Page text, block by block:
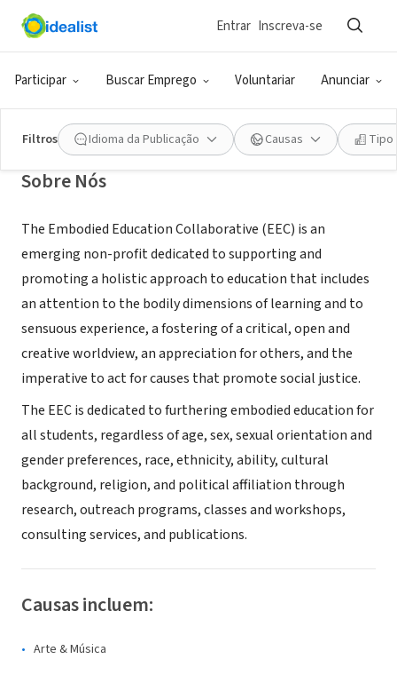
Participar Buscar Emprego Voluntariar Anunciar
Entrar Inscreva-se
Filtros Idioma da Publicação Causas Tipo
ONG (SETOR SOCIAL)
Embodied Education Collaborative
Sobre Nós
The Embodied Education Collaborative (EEC) is an
emerging non-profit dedicated to supporting and
promoting a holistic approach to education that includes
an attention to the bodily dimensions of learning and to
sensuous experience, a fostering of a critical, open and
creative worldview, an appreciation for others, and the
imperative to act for causes that promote social justice.
The EEC is dedicated to furthering embodied education for
all students, regardless of age, sex, sexual orientation and
gender preferences, race, ethnicity, ability, cultural
background, religion, and political affiliation through
research, outreach programs, classes and workshops,
consulting services, and publications.
Causas incluem:
Arte & Música